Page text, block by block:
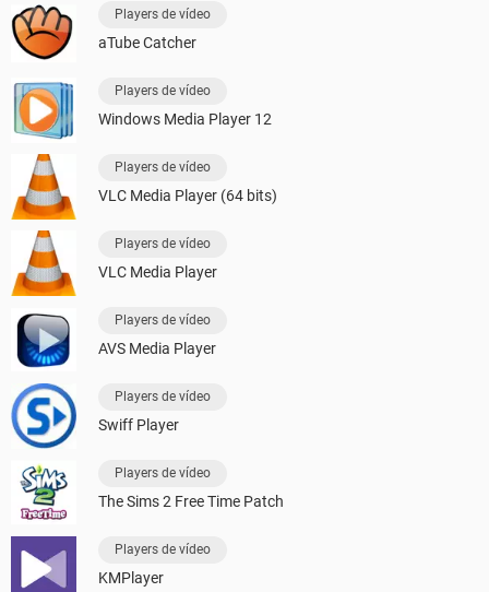
Players de vídeo
aTube Catcher
Players de vídeo
Windows Media Player 12
Players de vídeo
VLC Media Player (64 bits)
Players de vídeo
VLC Media Player
Players de vídeo
AVS Media Player
Players de vídeo
Swiff Player
Players de vídeo
The Sims 2 Free Time Patch
Players de vídeo
KMPlayer